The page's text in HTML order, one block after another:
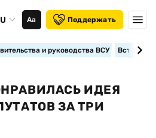
Аа Поддержать
и руководства ВСУ
ИДЕЯ
ЗА ТРИ